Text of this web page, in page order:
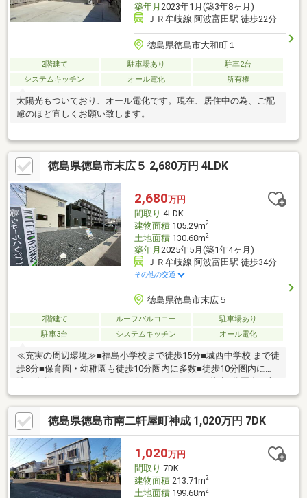
築年月 2023年1月(築3年8ヶ月)
ＪＲ牟岐線 阿波富田駅 徒歩22分
徳島県徳島市大和町１
2階建て 駐車場あり
駐車2台
システムキッチン
オール電化 所有権
太陽光もついており、オール電化です。現在、居住中の為、ご配
慮のほど宜しくお願い致します。
徳島県徳島市末広５ 2,680万円 4LDK
2,680万円
間取り 4LDK
建物面積105.29m2
土地面積130.68m2
築年月 2025年5月(築1年4ヶ月)
ＪＲ牟岐線 阿波富田駅 徒歩34分
その他の交通
徳島県徳島市末広５
2階建て ルーフバルコニー
駐車場あり
駐車3台
システムキッチン オール電化
≪充実の周辺環境≫■福島小学校まで徒歩15分■城西中学校 まで徒
歩8分■保育園・幼稚園も徒歩10分圏内に多数■徒歩10分圏内に病
納豊富な住みやすい間取り≫■収納豊富な4LDK■車2台駐車可
■LDK16帖+和室4.5帖■全室収納付■雨でも安心のインナーバルコ
ニー≪安心の住宅性能≫■高断熱×耐震等級3×低価格の新築住宅!■
住宅性能表示制度7項目で最高等級取得!■地盤保証＋建物保証有■
定期点検付でアフターサービス充実♪本日ご案内可能です♪
徳島県徳島市南二軒屋町神成 1,020万円 7DK
1,020万円
間取り 7DK
建物面積213.71m2
土地面積199.68m2